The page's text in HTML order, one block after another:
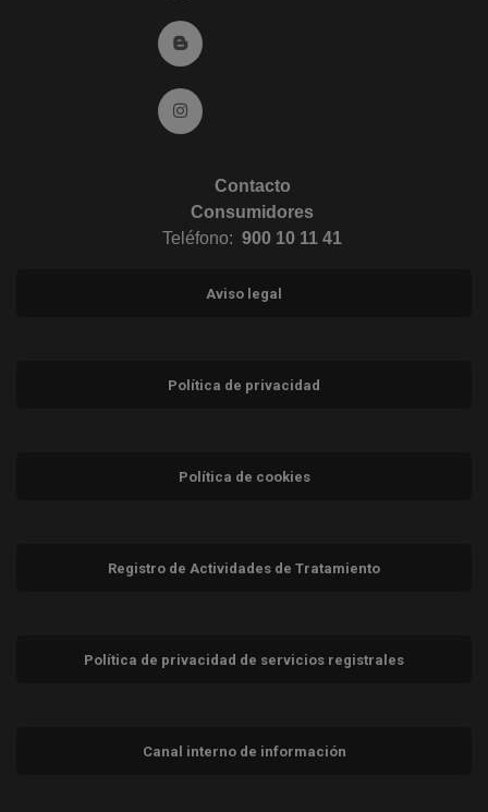
Ir al Blog (abre en ventana nueva)
Ir a Instagram (abre en ventana nueva)
Contacto
Consumidores
Teléfono: 900 10 11 41
Aviso legal
Política de privacidad
Política de cookies
Registro de Actividades de Tratamiento
Política de privacidad de servicios registrales
Canal interno de información